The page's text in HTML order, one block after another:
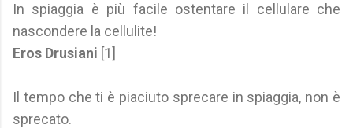
In spiaggia è più facile ostentare il cellulare che
nascondere la cellulite!
Eros Drusiani [1]
Il tempo che ti è piaciuto sprecare in spiaggia, non è
sprecato.